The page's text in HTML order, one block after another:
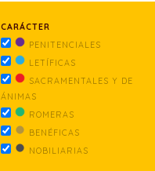
CARÁCTER
PENITENCIALES
LETÍFICAS
SACRAMENTALES Y DE
ÁNIMAS
ROMERAS
BENÉFICAS
NOBILIARIAS